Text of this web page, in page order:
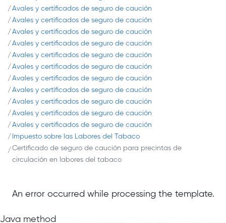
Avales y certificados de seguro de caución
Avales y certificados de seguro de caución
Avales y certificados de seguro de caución
Avales y certificados de seguro de caución
Avales y certificados de seguro de caución
Avales y certificados de seguro de caución
Avales y certificados de seguro de caución
Avales y certificados de seguro de caución
Avales y certificados de seguro de caución
Avales y certificados de seguro de caución
Avales y certificados de seguro de caución
Impuesto sobre las Labores del Tabaco
Certificado de seguro de caución para precintas de
circulación en labores del tabaco
An error occurred while processing the template.
Java method